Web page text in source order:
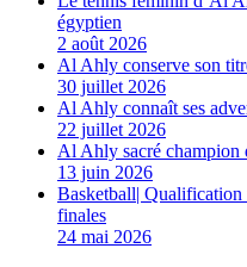
égyptien
2 août 2026
Al Ahly conserve son
30 juillet 2026
Al Ahly connaît ses
22 juillet 2026
Al Ahly sacré champion
13 juin 2026
Basketball|
finales
24 mai 2026